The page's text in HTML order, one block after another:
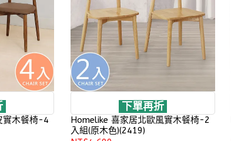
實木餐椅-4
下單再折
Homelike 喜家居北歐風實木餐椅-2
入組(原木色)(2419)